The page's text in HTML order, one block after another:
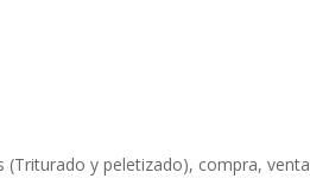
(Triturado y peletizado), compra, venta